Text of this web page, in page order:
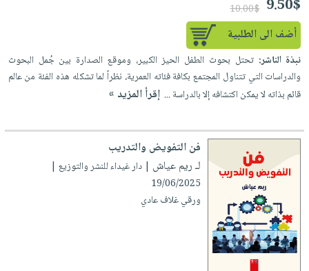
حقائب
حلي
عناية
بالذات
صابون
مناسبات
حدود
عن
الشركة
سياسة
الشركة
فيديوهات
أسئلة
يتكرر
طرحها
خدمات
نيل
وفرات
انشر
حسابك
لائحة
الأمنيات
التسوق
نشرة
الإصدارات
9.50$
10.00$
أضف الى الطلبية
نبذة الناشر:تحتل بحوث الطفل الحيز الكبير، وموقع الصدارة بين جُمل البحوث
والدراسات التي تتناول المجتمع بكافة فئاته العمرية، نظراً لما تشكله هذه الفئة من عالم
قائم بذاته لا يمكن اكتشافه إلا بالدراسة ... إقرأ المزيد »
فن التفويض والتدريب
لـ ريم عياش | دار غيداء للنشر والتوزيع |
19/06/2025
ورقي غلاف عادي